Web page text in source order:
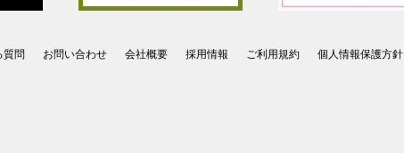
質問 お問い合わせ 会社概要 採用情報 ご利用規約 個人情報保護方針